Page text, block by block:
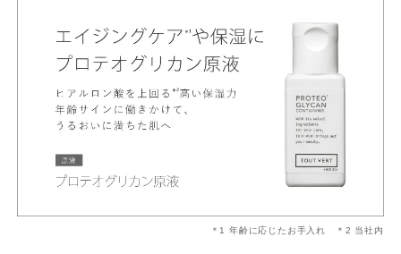
＊1 年齢に応じたお手入れ ＊2 当社内